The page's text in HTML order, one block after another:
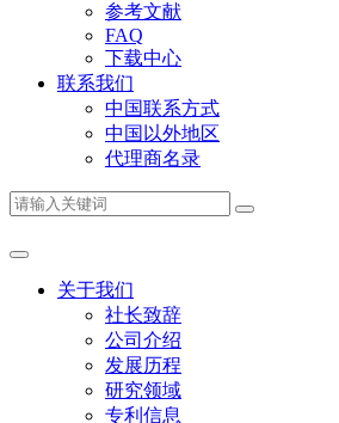
参考文献
FAQ
下载中心
联系我们
中国联系方式
中国以外地区
代理商名录
关于我们
社长致辞
公司介绍
发展历程
研究领域
专利信息